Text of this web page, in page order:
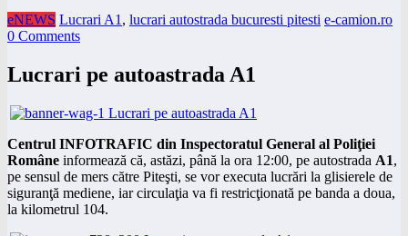
eNEWS Lucrari A1 , lucrari autostrada bucuresti pitesti e-camion.ro
0 Comments
Lucrari pe autoastrada A1
Centrul INFOTRAFIC din Inspectoratul General al Poliţiei
Române informează că, astăzi, până la ora 12:00, pe autostrada A1,
pe sensul de mers către Piteşti, se vor executa lucrări la glisierele de
siguranţă mediene, iar circulaţia va fi restricţionată pe banda a doua,
la kilometrul 104.